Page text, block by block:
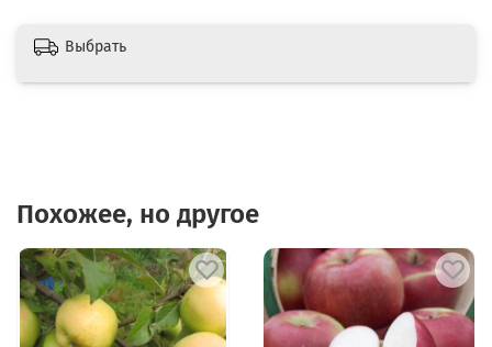
Выбрать
Похожее, но другое